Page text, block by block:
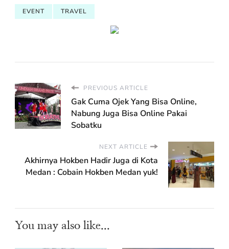
EVENT TRAVEL
PREVIOUS ARTICLE
Gak Cuma Ojek Yang Bisa Online,
Nabung Juga Bisa Online Pakai
Sobatku
NEXT ARTICLE
Akhirnya Hokben Hadir Juga di Kota
Medan : Cobain Hokben Medan yuk!
You may also like...